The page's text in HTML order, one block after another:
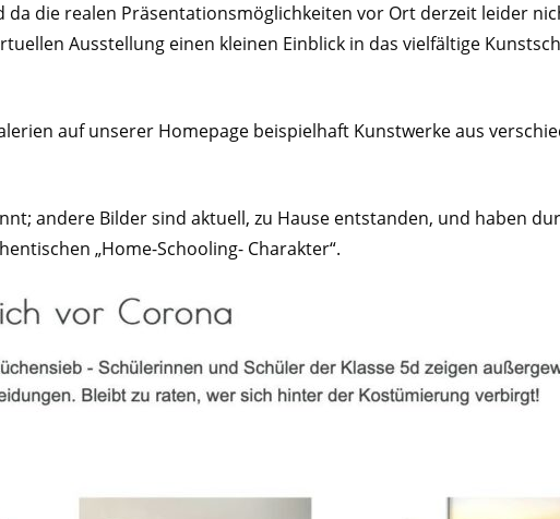
die realen Präsentationsmöglichkeiten vor Ort derzeit leider
Ausstellung einen kleinen Einblick in das vielfältige
auf unserer Homepage beispielhaft Kunstwerke aus
andere Bilder sind aktuell, zu Hause entstanden, und haben
„Home-Schooling- Charakter“.